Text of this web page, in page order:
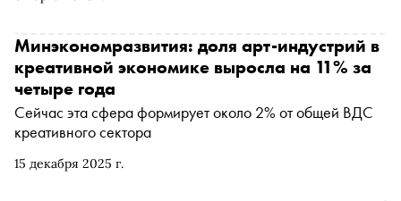
15 декабря 2025 г.
Минэкономразвития: доля арт-индустрий в
креативной экономике выросла на 11% за
четыре года
Сейчас эта сфера формирует около 2% от общей ВДС
креативного сектора